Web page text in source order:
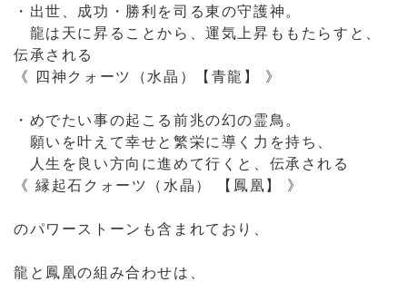
・出世、成功・勝利を司る東の守護神。
龍は天に昇ることから、運気上昇ももたらすと、
伝承される
《 四神クォーツ（水晶）【青龍】 》
・めでたい事の起こる前兆の幻の霊鳥。
願いを叶えて幸せと繁栄に導く力を持ち、
人生を良い方向に進めて行くと、伝承される
《 縁起石クォーツ（水晶） 【鳳凰】 》
のパワーストーンも含まれており、
龍と鳳凰の組み合わせは、